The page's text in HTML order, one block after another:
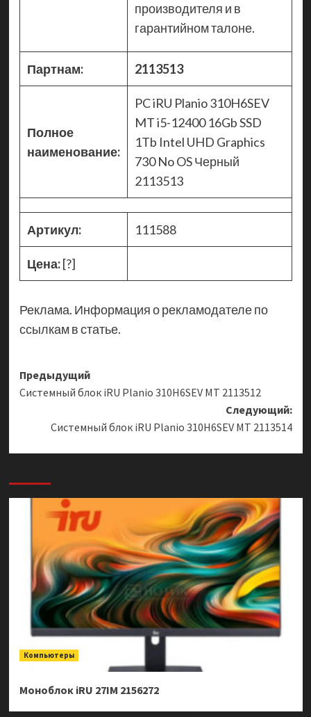
производителя и в
гарантийном талоне.
Партнам: 2113513
Полное
наименование:
PC iRU Planio 310H6SEV
MT i5-12400 16Gb SSD
1Tb Intel UHD Graphics
730 No OS Черный
2113513
Артикул: 111588
Цена:[?]
Реклама. Информация о рекламодателе по
ссылкам в статье.
Навигация
записи
Предыдущий
Системный блок iRU Planio 310H6SEV MT 2113512
Следующий:
Системный блок iRU Planio 310H6SEV MT 2113514
Компьютеры
Моноблок iRU 27IM 2156272